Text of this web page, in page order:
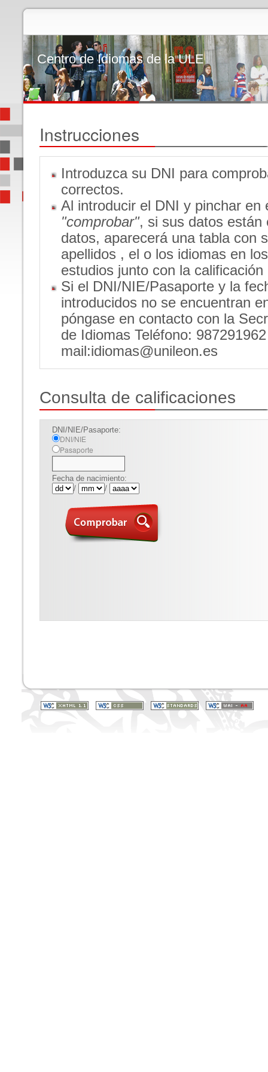
Centro de Idiomas de la ULE
Instrucciones
Introduzca su DNI para
correctos.
Al introducir el DNI y pinchar en
"comprobar", si sus datos están
datos, aparecerá una tabla con
apellidos , el o los idiomas en
estudios junto con la calificación
Si el DNI/NIE/Pasaporte y la
introducidos no se encuentran
póngase en contacto con la
de Idiomas Teléfono:
mail:idiomas@unileon.es
Consulta de calificaciones
DNI/NIE/Pasaporte:
DNI/NIE
Pasaporte
Fecha de nacimiento:
/
/